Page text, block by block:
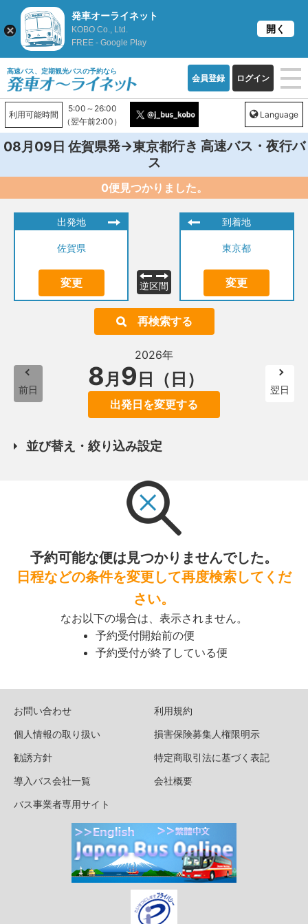
高速バス、定期観光バスの予約なら
会員登録 ログイン
利用可能時間
5:00～26:00
（翌午前2:00）
Language
08月09日 佐賀県発→東京都行き 高速バス・夜行バ
ス
0便見つかりました。
出発地
佐賀県
変更 逆区間
到着地
東京都
変更
再検索する
前日
2026年
8月 9 日（日）
出発日を変更する
翌日
並び替え・絞り込み設定
予約可能な便は見つかりませんでした。
日程などの条件を変更して再度検索してくだ
さい。
なお以下の場合は、表示されません。
予約受付開始前の便
予約受付が終了している便
お問い合わせ
利用規約
個人情報の取り扱い
損害保険募集人権限明示
勧誘方針
特定商取引法に基づく表記
導入バス会社一覧
会社概要
バス事業者専用サイト
発車オーライネット
KOBO Co., Ltd.
FREE - Google Play
開く